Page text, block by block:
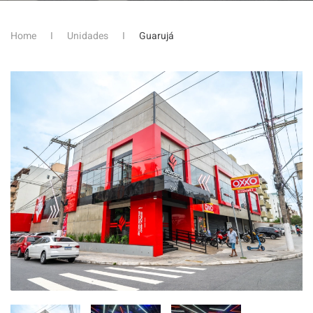
Home Unidades Guarujá